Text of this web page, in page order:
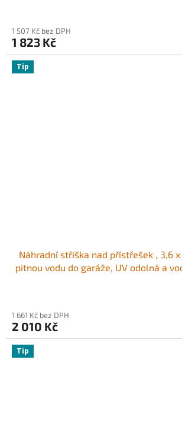
1 507 Kč bez DPH
1 823 Kč
Tip
Náhradní stříška nad přístřešek , 3,6
pitnou vodu do garáže, UV odolná a
1 661 Kč bez DPH
2 010 Kč
Tip